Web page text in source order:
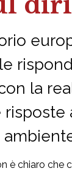
la
risposte
è chiaro che